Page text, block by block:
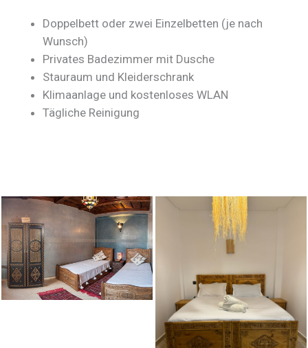
Doppelbett oder zwei Einzelbetten (je nach
Wunsch)
Privates Badezimmer mit Dusche
Stauraum und Kleiderschrank
Klimaanlage und kostenloses WLAN
Tägliche Reinigung